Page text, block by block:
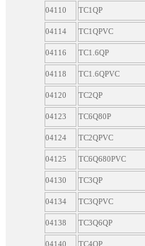
04110 TC1QP
04114 TC1QPVC
04116 TC1.6QP
04118 TC1.6QPVC
04120 TC2QP
04123 TC6Q80P
04124 TC2QPVC
04125 TC6Q680PVC
04130 TC3QP
04134 TC3QPVC
04138 TC3Q6QP
04140 TC4QP